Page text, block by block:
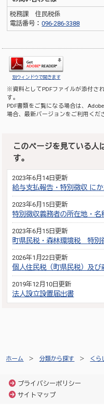
税務課 住民税係
電話番号：096-286-3388
別ウィンドウで開きます
※資料としてPDFファイルが添付さ
す。
PDF書類をご覧になる場合は、
場合、最新バージョンをご利用くだ
このページを見ている人
す。
2023年6月14日更新
給与支払報告・特別徴収 に
2023年6月15日更新
特別徴収義務者の所在地・名
2023年6月15日更新
町県民税・森林環境税 特別
2026年1月22日更新
個人住民税（町県民税）及び
2019年12月10日更新
法人設立設置届出書
ホーム 分類から探す くら
プライバシーポリシー
サイトマップ